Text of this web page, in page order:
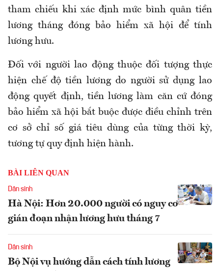
tham chiếu khi xác định mức bình quân tiền
lương tháng đóng bảo hiểm xã hội để tính
lương hưu.
Đối với người lao động thuộc đối tượng thực
hiện chế độ tiền lương do người sử dụng lao
động quyết định, tiền lương làm căn cứ đóng
bảo hiểm xã hội bắt buộc được điều chỉnh trên
cơ sở chỉ số giá tiêu dùng của từng thời kỳ,
tương tự quy định hiện hành.
BÀI LIÊN QUAN
Dân sinh
Hà Nội: Hơn 20.000 người có nguy cơ
gián đoạn nhận lương hưu tháng 7
Dân sinh
Bộ Nội vụ hướng dẫn cách tính lương